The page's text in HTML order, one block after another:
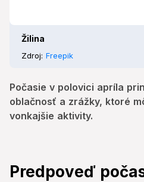
Žilina
Zdroj: Freepik
Počasie v polovici apríla
oblačnosť a zrážky, ktoré
vonkajšie aktivity.
Predpoveď